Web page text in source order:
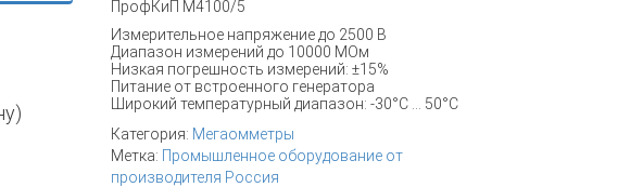
ПрофКиП М4100/5
Измерительное напряжение до 2500 В
Диапазон измерений до 10000 МОм
Низкая погрешность измерений: ±15%
Питание от встроенного генератора
Широкий температурный диапазон: -30°С … 50°С
Категория: Мегаомметры
Метка: Промышленное оборудование от
производителя Россия